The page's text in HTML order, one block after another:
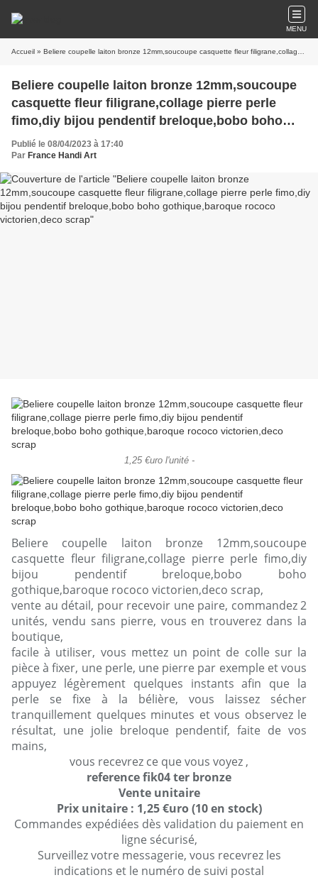
MENU
Accueil » Beliere coupelle laiton bronze 12mm,soucoupe casquette fleur filigrane,collage pierre perle fimo,diy bijou pendentif breloque,bobo boho gothique,baroque rococo victorien,deco scrap
Beliere coupelle laiton bronze 12mm,soucoupe
casquette fleur filigrane,collage pierre perle
fimo,diy bijou pendentif breloque,bobo boho
gothique,baroque rococo victorien,deco scrap
Publié le 08/04/2023 à 17:40
Par France Handi Art
1,25 €uro l'unité -
Beliere coupelle laiton bronze 12mm,soucoupe
casquette fleur filigrane,collage pierre perle fimo,diy
bijou pendentif breloque,bobo boho
gothique,baroque rococo victorien,deco scrap,
vente au détail, pour recevoir une paire, commandez 2
unités, vendu sans pierre, vous en trouverez dans la
boutique,
facile à utiliser, vous mettez un point de colle sur la
pièce à fixer, une perle, une pierre par exemple et vous
appuyez légèrement quelques instants afin que la
perle se fixe à la bélière, vous laissez sécher
tranquillement quelques minutes et vous observez le
résultat, une jolie breloque pendentif, faite de vos
mains,
vous recevrez ce que vous voyez ,
reference fik04 ter bronze
Vente unitaire
Prix unitaire : 1,25 €uro (10 en stock)
Commandes expédiées dès validation du paiement en
ligne sécurisé,
Surveillez votre messagerie, vous recevrez les
indications et le numéro de suivi postal